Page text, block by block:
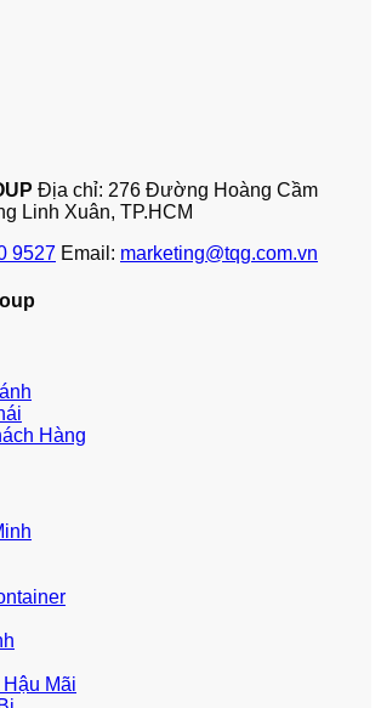
Địa chỉ: 276 Đường Hoàng Cầm
Linh Xuân, TP.HCM
9527 Email: marketing@tqg.com.vn
Hàng
Mãi